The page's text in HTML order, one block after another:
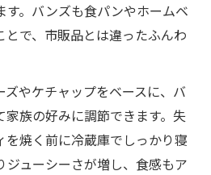
す。バンズも食パンやホームベ
とで、市販品とは違ったふんわ
ズやケチャップをベースに、バ
家族の好みに調節できます。失
焼く前に冷蔵庫でしっかり寝
ジューシーさが増し、食感もア